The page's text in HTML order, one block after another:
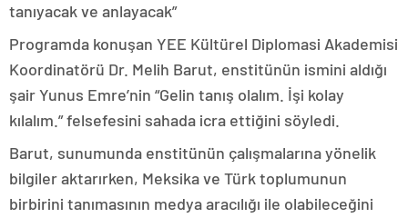
tanıyacak ve anlayacak”
Programda konuşan YEE Kültürel Diplomasi Akademisi
Koordinatörü Dr. Melih Barut, enstitünün ismini aldığı
şair Yunus Emre’nin “Gelin tanış olalım. İşi kolay
kılalım.” felsefesini sahada icra ettiğini söyledi.
Barut, sunumunda enstitünün çalışmalarına yönelik
bilgiler aktarırken, Meksika ve Türk toplumunun
birbirini tanımasının medya aracılığı ile olabileceğini